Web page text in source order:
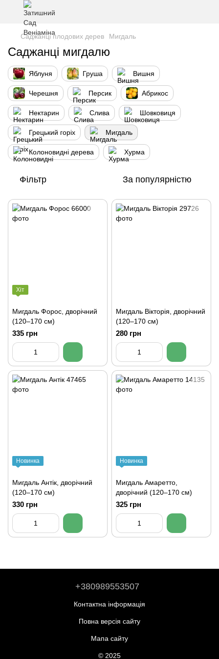
Саджанці плодових дерев Мигдаль
Саджанці мигдалю
Яблуня Груша Вишня
Черешня Персик Абрикос
Нектарин Слива Шовковиця
Грецький горіх Мигдаль
Колоновидні дерева Хурма
Фільтр За популярністю
Хіт
Мигдаль Форос, дворічний
(120–170 см)
335 грн
Мигдаль Вікторія, дворічний
(120–170 см)
280 грн
Новинка
Мигдаль Антік, дворічний
(120–170 см)
330 грн
Новинка
Мигдаль Амаретто,
дворічний (120–170 см)
325 грн
+380989553507
Контактна інформація
Повна версія сайту
Мапа сайту
© 2025